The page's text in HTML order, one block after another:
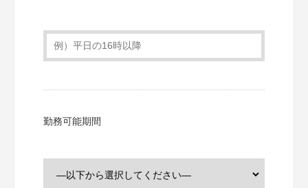
勤務可能期間